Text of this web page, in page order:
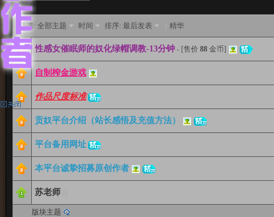
内
第
一
貢
筛选: 全部主题 时间 排序: 最后发表 精华
性感女催眠师的奴化绿帽调教-13分钟 - [售价 88 金币]
自制榨金游戏
作品尺度标准
贡奴平台介绍（站长感悟及充值方法）
平台备用网址
本平台诚挚招募原创作者
苏老师
版块主题